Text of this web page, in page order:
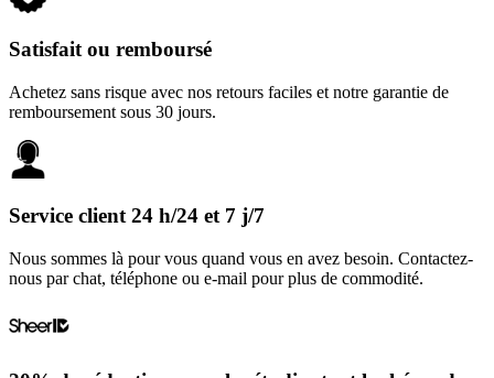
Satisfait ou remboursé
Achetez sans risque avec nos retours faciles et notre garantie de
remboursement sous 30 jours.
Service client 24 h/24 et 7 j/7
Nous sommes là pour vous quand vous en avez besoin. Contactez-
nous par chat, téléphone ou e-mail pour plus de commodité.